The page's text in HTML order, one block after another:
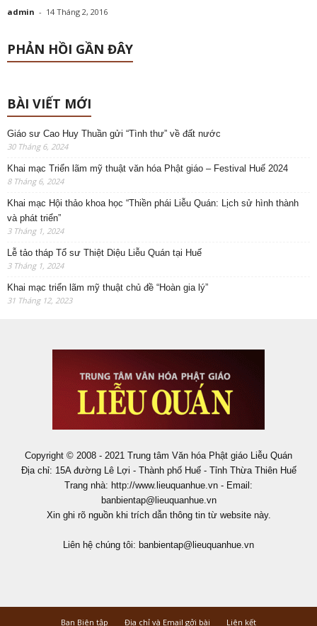
admin - 14 Tháng 2, 2016
PHẢN HỒI GẦN ĐÂY
BÀI VIẾT MỚI
Giáo sư Cao Huy Thuần gửi “Tình thư” về đất nước
30 Tháng 6, 2024
Khai mạc Triển lãm mỹ thuật văn hóa Phật giáo – Festival Huế 2024
8 Tháng 6, 2024
Khai mạc Hội thảo khoa học “Thiền phái Liễu Quán: Lịch sử hình thành
và phát triển”
3 Tháng 1, 2024
Lễ tảo tháp Tổ sư Thiệt Diệu Liễu Quán tại Huế
3 Tháng 1, 2024
Khai mạc triển lãm mỹ thuật chủ đề “Hoàn gia lý”
31 Tháng 12, 2023
Copyright © 2008 - 2021 Trung tâm Văn hóa Phật giáo Liễu Quán
Địa chỉ: 15A đường Lê Lợi - Thành phố Huế - Tỉnh Thừa Thiên Huế
Trang nhà: http://www.lieuquanhue.vn - Email:
banbientap@lieuquanhue.vn
Xin ghi rõ nguồn khi trích dẫn thông tin từ website này.
Liên hệ chúng tôi: banbientap@lieuquanhue.vn
Ban Biên tập Địa chỉ và Email gởi bài Liên kết